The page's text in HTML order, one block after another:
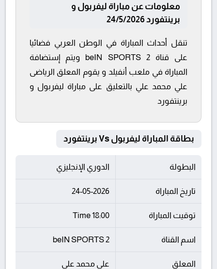
معلومات عن مباراة ليفربول و
برينتفورد 24/5/2026
تنقل أحداث المباراة في الوطن العربي فضائيا
على قناة beIN SPORTS 2 ويتم إستضافة
المباراة في ملعب أنفيلد و يقوم المعلق الرياضى
علي محمد علي بالتعليق على مباراة ليفربول و
برينتفورد
بطاقة المباراة ليفربول Vs برينتفورد
البطولة الدوري الإنجليزي
تاريخ المباراة 24-05-2026
توقيت المباراة 18:00 Time
اسم القناة beIN SPORTS 2
المعلق علي محمد علي